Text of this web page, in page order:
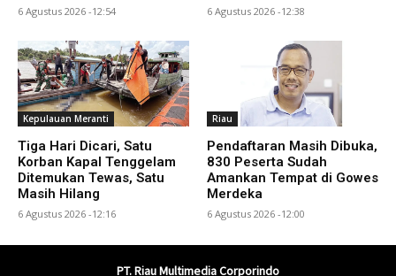
6 Agustus 2026 -12:54 6 Agustus 2026 -12:38
Kepulauan Meranti
Tiga Hari Dicari, Satu
Korban Kapal Tenggelam
Ditemukan Tewas, Satu
Masih Hilang
6 Agustus 2026 -12:16
Riau
Pendaftaran Masih Dibuka,
830 Peserta Sudah
Amankan Tempat di Gowes
Merdeka
6 Agustus 2026 -12:00
PT. Riau Multimedia Corporindo